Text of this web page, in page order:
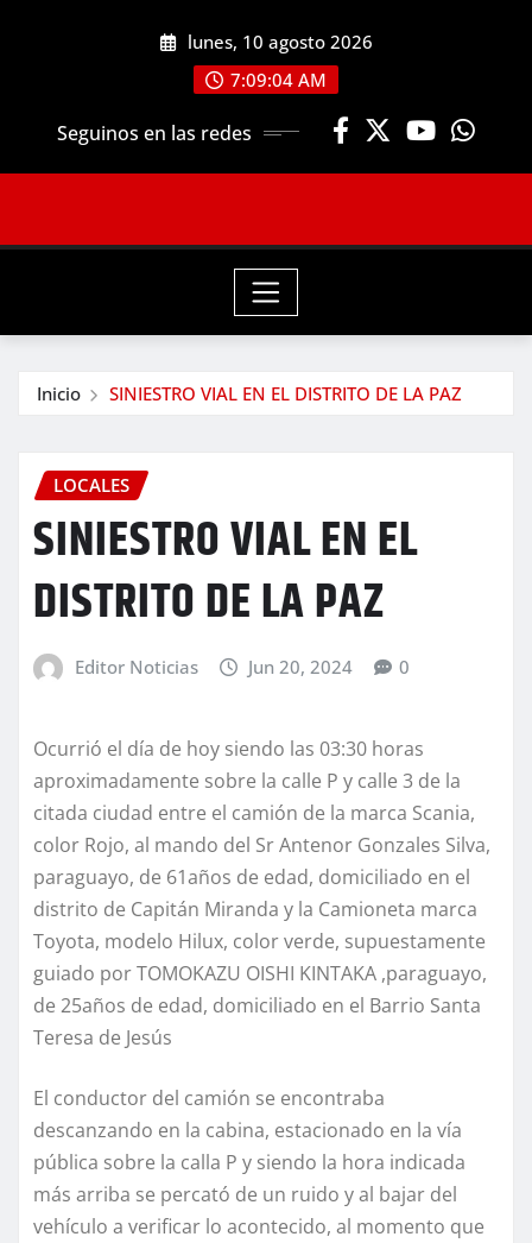
lunes, 10 agosto 2026
7:09:06 AM
Seguinos en las redes
Inicio SINIESTRO VIAL EN EL DISTRITO DE LA PAZ
LOCALES
SINIESTRO VIAL EN EL
DISTRITO DE LA PAZ
Editor Noticias Jun 20, 2024 0
Ocurrió el día de hoy siendo las 03:30 horas
aproximadamente sobre la calle P y calle 3 de la
citada ciudad entre el camión de la marca Scania,
color Rojo, al mando del Sr Antenor Gonzales Silva,
paraguayo, de 61años de edad, domiciliado en el
distrito de Capitán Miranda y la Camioneta marca
Toyota, modelo Hilux, color verde, supuestamente
guiado por TOMOKAZU OISHI KINTAKA ,paraguayo,
de 25años de edad, domiciliado en el Barrio Santa
Teresa de Jesús
El conductor del camión se encontraba
descanzando en la cabina, estacionado en la vía
pública sobre la calla P y siendo la hora indicada
más arriba se percató de un ruido y al bajar del
vehículo a verificar lo acontecido, al momento que